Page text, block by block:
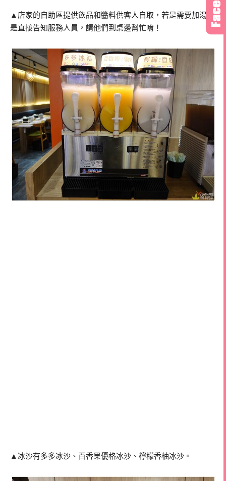
▲店家的自助區提供飲品和醬料供客人自取，若是需要加湯就
是直接告知服務人員，請他們到桌邊幫忙唷！
▲冰沙有多多冰沙、百香果優格冰沙、檸檬香柚冰沙。